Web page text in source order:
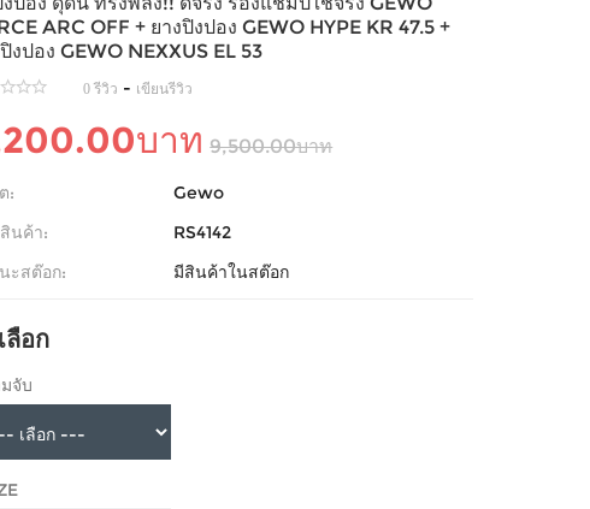
ARC OFF + ยางปิงปอง GEWO HYPE KR 47.5 +
งปอง GEWO NEXXUS EL 53
0 รีวิว - เขียนรีวิว
บาท 9,500.00บาท
:
Gewo
นค้า:
RS4142
ะสต๊อก:
มีสินค้าในสต๊อก
ลือก
จับ